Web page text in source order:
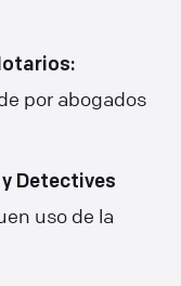
por abogados
Detectives
uso de la